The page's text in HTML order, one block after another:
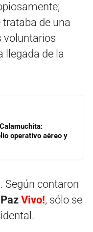
de una
voluntarios
llegada de la
operativo aéreo y
Según contaron
Vivo!, sólo se